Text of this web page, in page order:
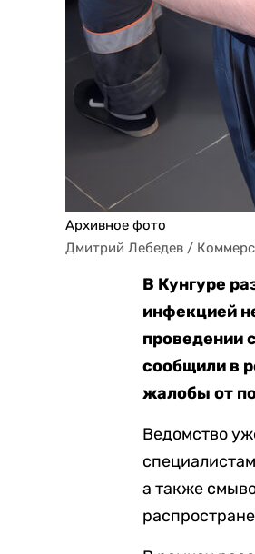
Архивное фото
Дмитрий Лебедев /
В Кунгуре
инфекцией
проведении
сообщили в
жалобы от
Ведомство
а также